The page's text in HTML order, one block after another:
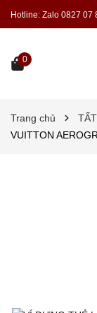
Hotline: Zalo 0827 07
0
Trang chủ
VUITTON